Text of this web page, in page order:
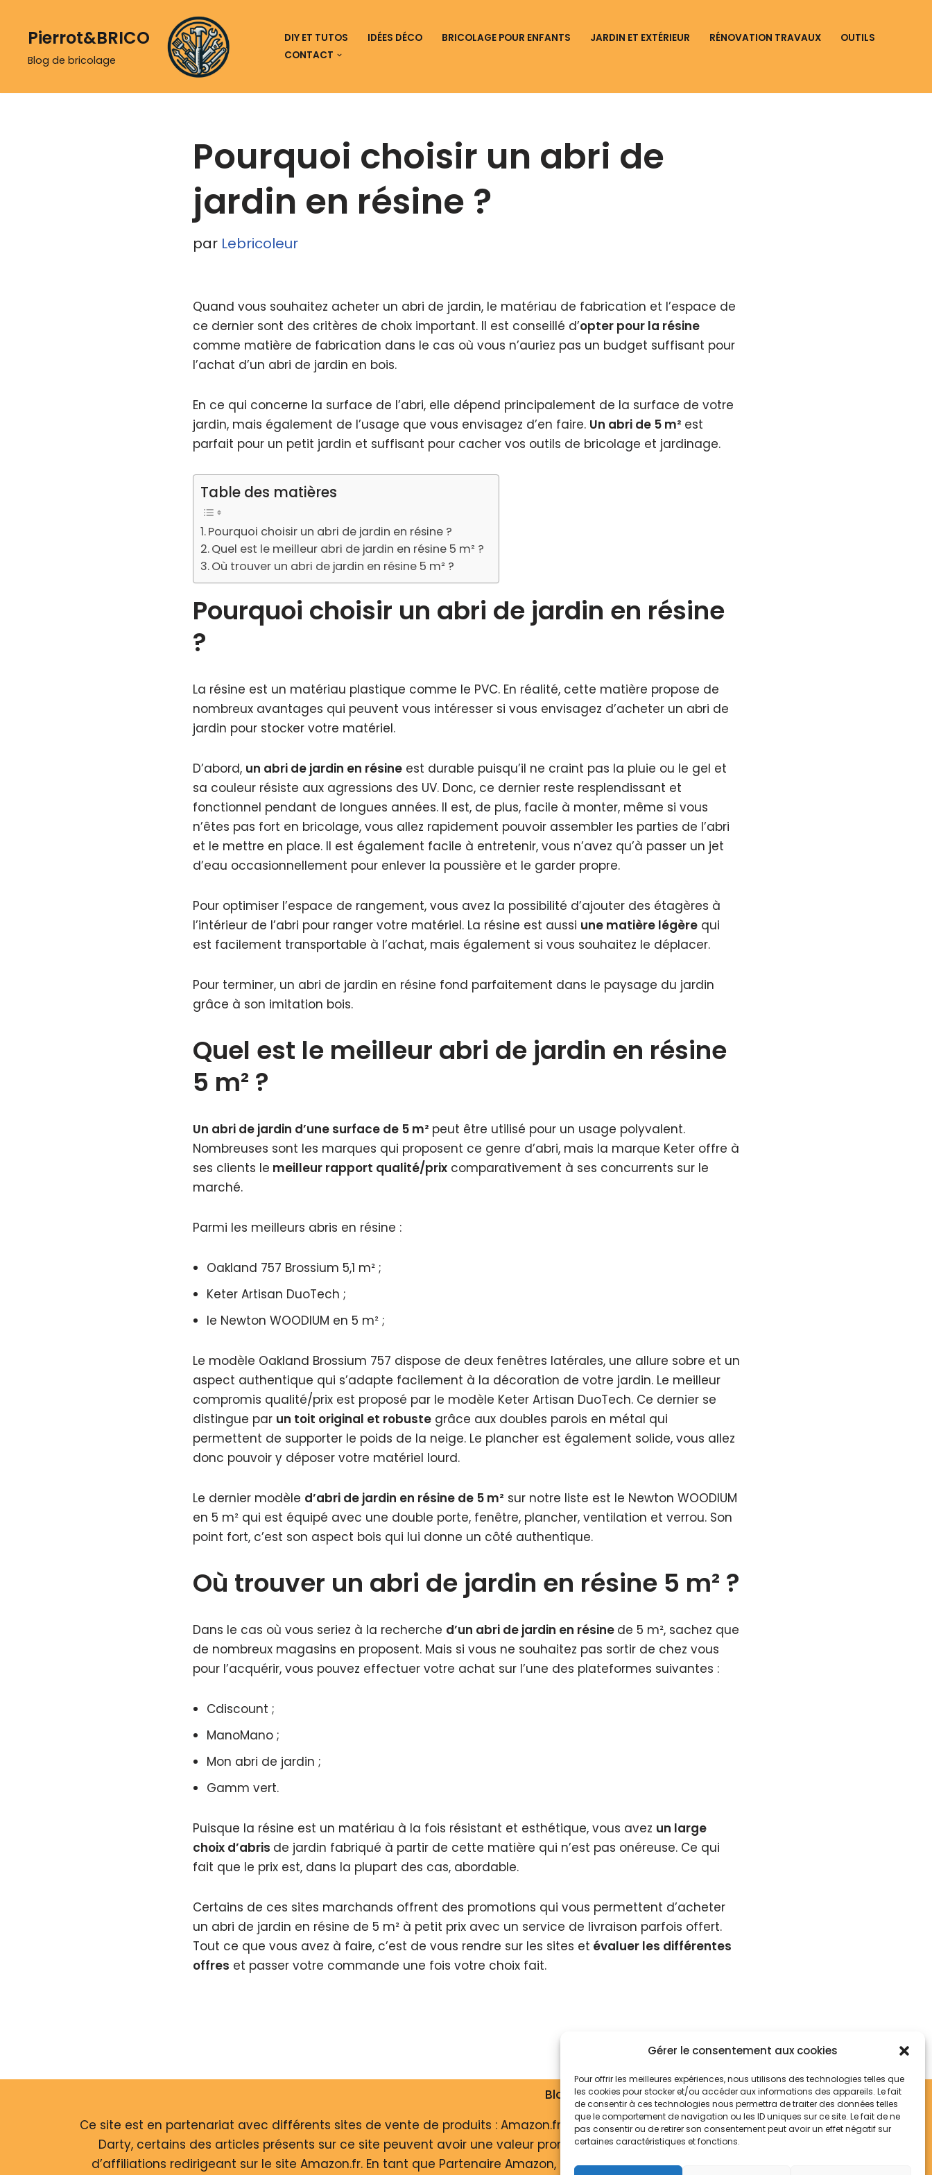
Gérer le consentement aux cookies
Pour offrir les meilleures expériences, nous utilisons des technologies telles que
les cookies pour stocker et/ou accéder aux informations des appareils. Le fait
de consentir à ces technologies nous permettra de traiter des données telles
que le comportement de navigation ou les ID uniques sur ce site. Le fait de ne
pas consentir ou de retirer son consentement peut avoir un effet négatif sur
certaines caractéristiques et fonctions.
AllerPierrot&BRICO
Blog de bricolage
DIY ET TUTOS IDÉES DÉCO BRICOLAGE POUR ENFANTS JARDIN ET EXTÉRIEUR RÉNOVATION TRAVAUX
OUTILS
CONTACT
Pourquoi choisir un abri de
jardin en résine ?
par Lebricoleur
Quand vous souhaitez acheter un abri de jardin, le matériau de fabrication et l’espace de
ce dernier sont des critères de choix important. Il est conseillé d’opter pour la résine
comme matière de fabrication dans le cas où vous n’auriez pas un budget suffisant pour
l’achat d’un abri de jardin en bois.
En ce qui concerne la surface de l’abri, elle dépend principalement de la surface de votre
jardin, mais également de l’usage que vous envisagez d’en faire. Un abri de 5 m² est
parfait pour un petit jardin et suffisant pour cacher vos outils de bricolage et jardinage.
Table des matières
Pourquoi choisir un abri de jardin en résine ?
Quel est le meilleur abri de jardin en résine 5 m² ?
Où trouver un abri de jardin en résine 5 m² ?
Pourquoi choisir un abri de jardin en résine
?
La résine est un matériau plastique comme le PVC. En réalité, cette matière propose de
nombreux avantages qui peuvent vous intéresser si vous envisagez d’acheter un abri de
jardin pour stocker votre matériel.
D’abord, un abri de jardin en résineest durable puisqu’il ne craint pas la pluie ou le gel et
sa couleur résiste aux agressions des UV. Donc, ce dernier reste resplendissant et
fonctionnel pendant de longues années. Il est, de plus, facile à monter, même si vous
n’êtes pas fort en bricolage, vous allez rapidement pouvoir assembler les parties de l’abri
et le mettre en place. Il est également facile à entretenir, vous n’avez qu’à passer un jet
d’eau occasionnellement pour enlever la poussière et le garder propre.
Pour optimiser l’espace de rangement, vous avez la possibilité d’ajouter des étagères à
l’intérieur de l’abri pour ranger votre matériel. La résine est aussi une matière légèrequi
est facilement transportable à l’achat, mais également si vous souhaitez le déplacer.
Pour terminer, un abri de jardin en résine fond parfaitement dans le paysage du jardin
grâce à son imitation bois.
Quel est le meilleur abri de jardin en résine
5 m² ?
Un abri de jardin d’une surface de 5 m² peut être utilisé pour un usage polyvalent.
Nombreuses sont les marques qui proposent ce genre d’abri, mais la marque Keter offre à
ses clients le meilleur rapport qualité/prixcomparativement à ses concurrents sur le
marché.
Parmi les meilleurs abris en résine :
Oakland 757 Brossium 5,1 m² ;
Keter Artisan DuoTech ;
le Newton WOODIUM en 5 m² ;
Le modèle Oakland Brossium 757 dispose de deux fenêtres latérales, une allure sobre et un
aspect authentique qui s’adapte facilement à la décoration de votre jardin. Le meilleur
compromis qualité/prix est proposé par le modèle Keter Artisan DuoTech. Ce dernier se
distingue par un toit original et robustegrâce aux doubles parois en métal qui
permettent de supporter le poids de la neige. Le plancher est également solide, vous allez
donc pouvoir y déposer votre matériel lourd.
Le dernier modèle d’abri de jardin en résine de 5 m² sur notre liste est le Newton WOODIUM
en 5 m² qui est équipé avec une double porte, fenêtre, plancher, ventilation et verrou. Son
point fort, c’est son aspect bois qui lui donne un côté authentique.
Où trouver un abri de jardin en résine 5 m² ?
Dans le cas où vous seriez à la recherche d’un abri de jardin en résine de 5 m², sachez que
de nombreux magasins en proposent. Mais si vous ne souhaitez pas sortir de chez vous
pour l’acquérir, vous pouvez effectuer votre achat sur l’une des plateformes suivantes :
Cdiscount ;
ManoMano ;
Mon abri de jardin ;
Gamm vert.
Puisque la résine est un matériau à la fois résistant et esthétique, vous avez un large
choix d’abris de jardin fabriqué à partir de cette matière qui n’est pas onéreuse. Ce qui
fait que le prix est, dans la plupart des cas, abordable.
Certains de ces sites marchands offrent des promotions qui vous permettent d’acheter
un abri de jardin en résine de 5 m² à petit prix avec un service de livraison parfois offert.
Tout ce que vous avez à faire, c’est de vous rendre sur les sites et évaluer les différentes
offres et passer votre commande une fois votre choix fait.
Blog Cookies CGU
Politique De Confidentialité
Ce site est en partenariat avec différents sites de vente de produits : Amazon.fr, Fnac.com, Castorama, Leroy Merlin, Mano Mano,
Darty, certains des articles présents sur ce site peuvent avoir une valeur promotionnelle. Les articles contiennent des liens
d’affiliations redirigeant sur le site Amazon.fr. En tant que Partenaire Amazon, l'entreprise Pierrot qui détient ce site réalise un